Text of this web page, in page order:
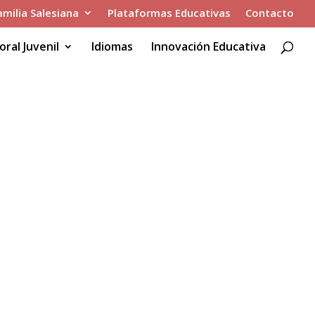
Salesiana Plataformas Educativas Contacto
Juvenil Idiomas Innovación Educativa